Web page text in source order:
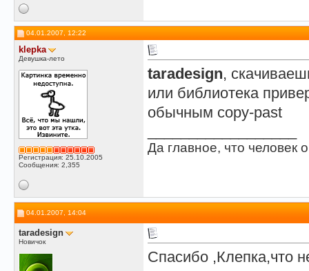
04.01.2007, 12:22
klepka
Девушка-лето
Регистрация: 25.10.2005
Сообщения: 2,355
taradesign,
или библиотека
обычным copy-past
Да главное, что человек
04.01.2007, 14:04
taradesign
Новичок
Спасибо ,Клепка,что